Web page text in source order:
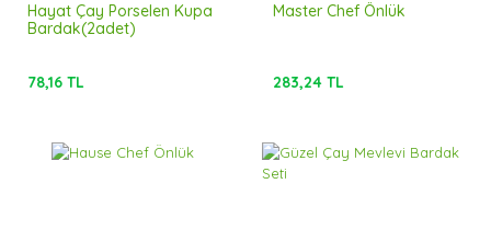
Hayat Çay Porselen Kupa
Bardak(2adet)
78,16 TL
Master Chef Önlük
283,24 TL